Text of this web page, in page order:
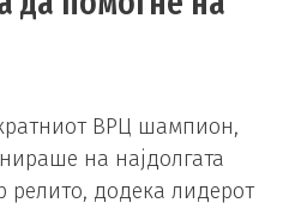
ВРЦ шампион,
на најдолгата
релито, додека лидерот